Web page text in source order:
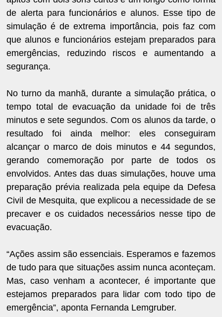
de alerta para funcionários e alunos. Esse tipo de
simulação é de extrema importância, pois faz com
que alunos e funcionários estejam preparados para
emergências, reduzindo riscos e aumentando a
segurança.
No turno da manhã, durante a simulação prática, o
tempo total de evacuação da unidade foi de três
minutos e sete segundos. Com os alunos da tarde, o
resultado foi ainda melhor: eles conseguiram
alcançar o marco de dois minutos e 44 segundos,
gerando comemoração por parte de todos os
envolvidos. Antes das duas simulações, houve uma
preparação prévia realizada pela equipe da Defesa
Civil de Mesquita, que explicou a necessidade de se
precaver e os cuidados necessários nesse tipo de
evacuação.
“Ações assim são essenciais. Esperamos e fazemos
de tudo para que situações assim nunca aconteçam.
Mas, caso venham a acontecer, é importante que
estejamos preparados para lidar com todo tipo de
emergência”, aponta Fernanda Lemgruber.